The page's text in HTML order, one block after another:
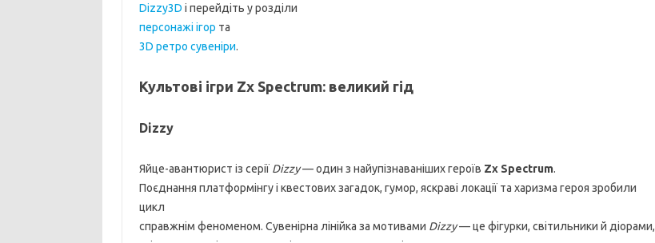
Dizzy3D і перейдіть у розділи
персонажі ігор та
3D ретро сувеніри.
Культові ігри Zx Spectrum: великий гід
Dizzy
Яйце-авантюрист із серії Dizzy— один з найупізнаваніших героїв Zx Spectrum.
Поєднання платформінгу і квестових загадок, гумор, яскраві локації та харизма героя зробили
цикл
справжнім феноменом. Сувенірна лінійка за мотивами Dizzy— це фігурки, світильники й діорами,